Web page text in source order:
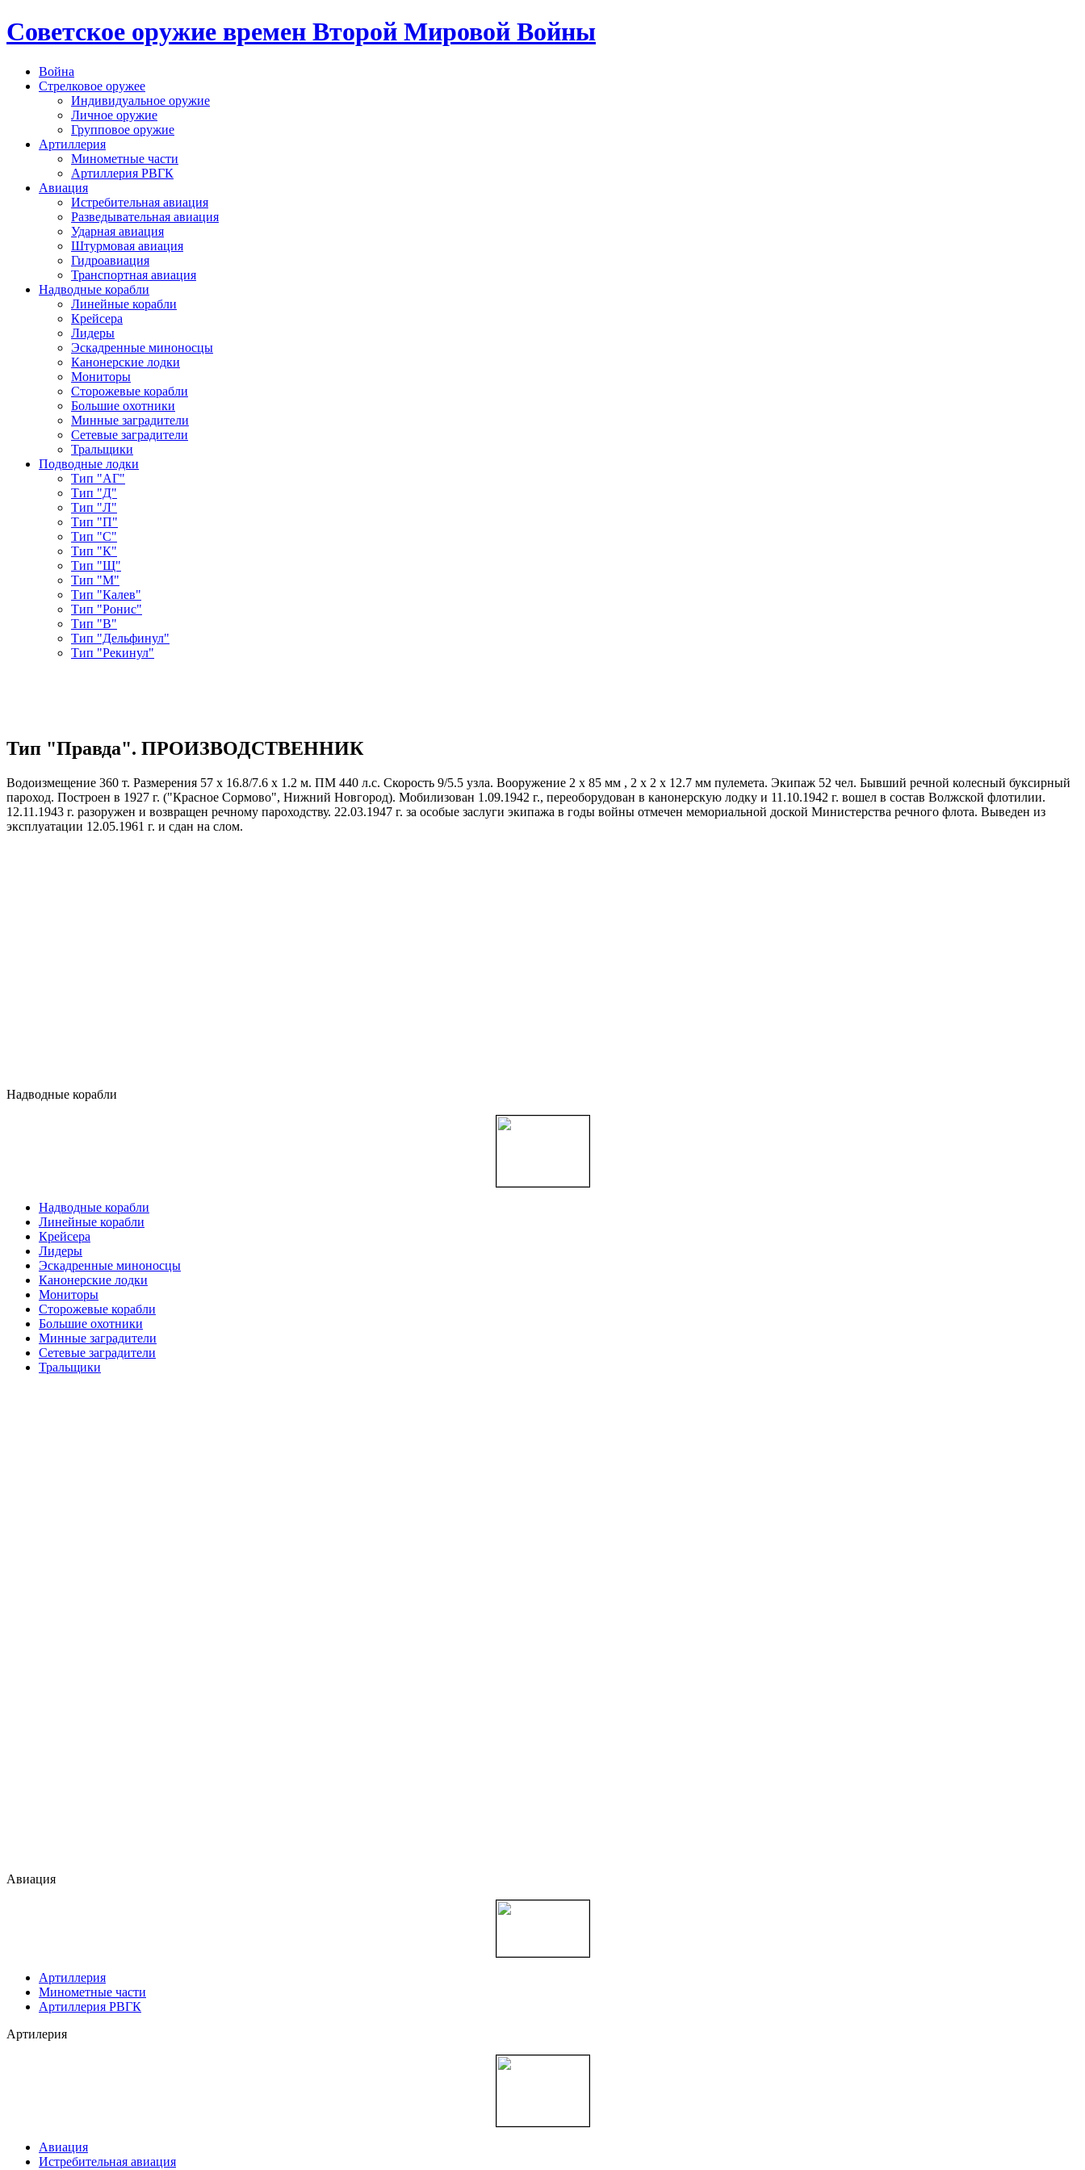
Cоветское оружие времен Второй Мировой Войны
Война
Стрелковое оружее
Индивидуальное оружие
Личное оружие
Групповое оружие
Артиллерия
Минометные части
Артиллерия РВГК
Авиация
Истребительная авиация
Разведывательная авиация
Ударная авиация
Штурмовая авиация
Гидроавиация
Транспортная авиация
Надводные корабли
Линейные корабли
Крейсера
Лидеры
Эскадренные миноносцы
Канонерские лодки
Мониторы
Сторожевые корабли
Большие охотники
Минные заградители
Сетевые заградители
Тральщики
Подводные лодки
Тип "АГ"
Тип "Д"
Тип "Л"
Тип "П"
Тип "С"
Тип "К"
Тип "Щ"
Тип "М"
Тип "Калев"
Тип "Ронис"
Тип "В"
Тип "Дельфинул"
Тип "Рекинул"
Тип "Правда". ПРОИЗВОДСТВЕННИК
Водоизмещение 360 т. Размерения 57 х 16.8/7.6 х 1.2 м. ПМ 440 л.с. Скорость 9/5.5 узла. Вооружение 2 х 85 мм , 2 х 2 х 12.7 мм пулемета. Экипаж 52 чел. Бывший речной колесный буксирный
пароход. Построен в 1927 г. ("Красное Сормово", Нижний Новгород). Мобилизован 1.09.1942 г., переоборудован в канонерскую лодку и 11.10.1942 г. вошел в состав Волжской флотилии.
12.11.1943 г. разоружен и возвращен речному пароходству. 22.03.1947 г. за особые заслуги экипажа в годы войны отмечен мемориальной доской Министерства речного флота. Выведен из
эксплуатации 12.05.1961 г. и сдан на слом.
Надводные корабли
Надводные корабли
Линейные корабли
Крейсера
Лидеры
Эскадренные миноносцы
Канонерские лодки
Мониторы
Сторожевые корабли
Большие охотники
Минные заградители
Сетевые заградители
Тральщики
Авиация
Артиллерия
Минометные части
Артиллерия РВГК
Артилерия
Авиация
Истребительная авиация